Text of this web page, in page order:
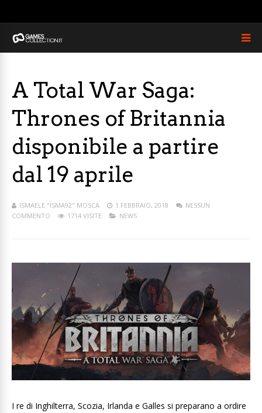
A Total War Saga:
Thrones of Britannia
disponibile a partire
dal 19 aprile
ISMAELE "ISMA92" MOSCA 1 FEBBRAIO, 2018
NESSUN
COMMENTO
1714 VISITE NEWS
I re di Inghilterra, Scozia, Irlanda e Galles si preparano a ordire